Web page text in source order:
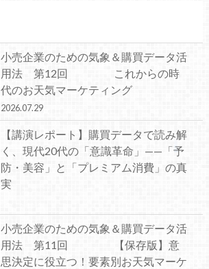
小売企業のための気象＆購買データ活
用法 第12回 これからの時
代のお天気マーケティング
2026.07.29
【講演レポート】購買データで読み解
く、現代20代の「意識革命」——「予
防・美容」と「プレミアム消費」の真
実
小売企業のための気象＆購買データ活
用法 第11回 【保存版】意
思決定に役立つ！要素別お天気マーケ